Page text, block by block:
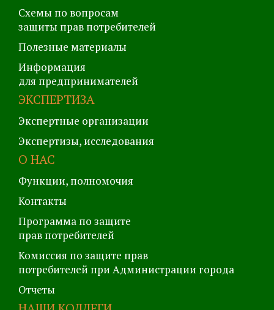
Схемы по вопросам
защиты прав потребителей
Полезные материалы
Информация
для предпринимателей
ЭКСПЕРТИЗА
Экспертные организации
Экспертизы, исследования
О НАС
Функции, полномочия
Контакты
Программа по защите
прав потребителей
Комиссия по защите прав
потребителей при Администрации города
Отчеты